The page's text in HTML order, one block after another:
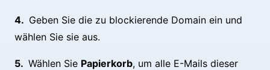
Geben Sie die zu blockierende Domain ein und
wählen Sie sie aus.
Wählen Sie Papierkorb, um alle E-Mails dieser